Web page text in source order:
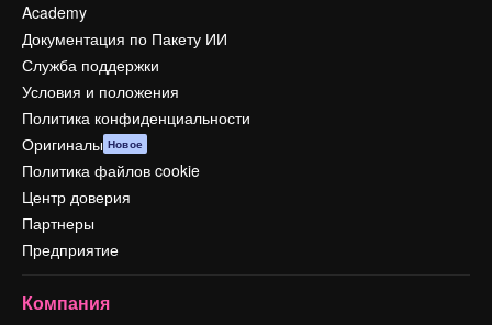
Academy
Документация по Пакету ИИ
Служба поддержки
Условия и положения
Политика конфиденциальности
Оригиналы Новое
Политика файлов cookie
Центр доверия
Партнеры
Предприятие
Компания